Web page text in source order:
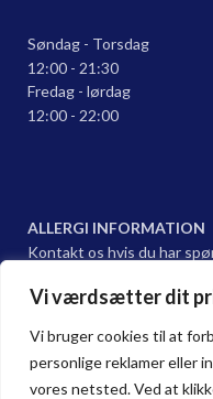
Vi værdsætter dit
Vi bruger cookies til at
personlige reklamer eller
vores netsted. Ved at
Søndag - Torsdag
12:00 - 21:30
Fredag - lørdag
12:00 - 22:00
ALLERGI INFORMATION
Kontakt os hvis du har
Hama sushi Restaurant